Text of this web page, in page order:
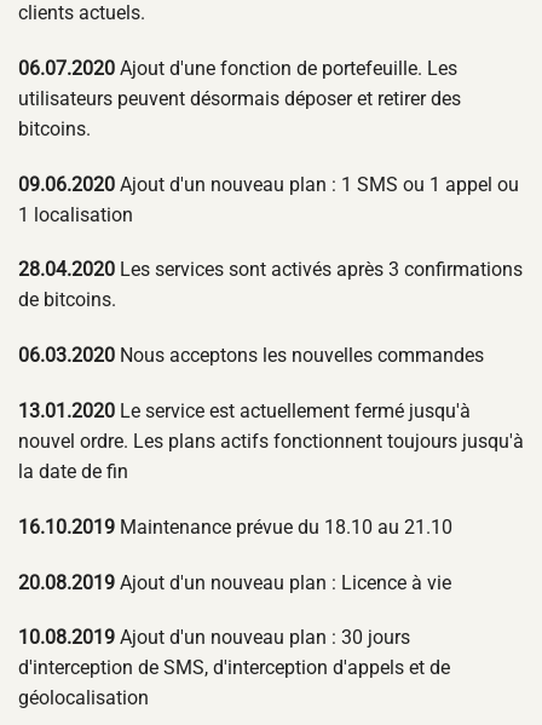
clients actuels.
06.07.2020 Ajout d'une fonction de portefeuille. Les
utilisateurs peuvent désormais déposer et retirer des
bitcoins.
09.06.2020 Ajout d'un nouveau plan : 1 SMS ou 1 appel ou
1 localisation
28.04.2020 Les services sont activés après 3 confirmations
de bitcoins.
06.03.2020 Nous acceptons les nouvelles commandes
13.01.2020 Le service est actuellement fermé jusqu'à
nouvel ordre. Les plans actifs fonctionnent toujours jusqu'à
la date de fin
16.10.2019 Maintenance prévue du 18.10 au 21.10
20.08.2019 Ajout d'un nouveau plan : Licence à vie
10.08.2019 Ajout d'un nouveau plan : 30 jours
d'interception de SMS, d'interception d'appels et de
géolocalisation